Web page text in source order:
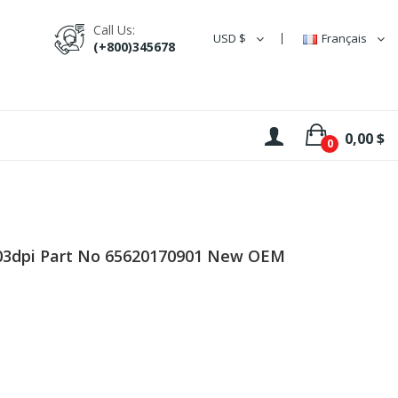
Français
USD $
Call Us:
(+800)345678
0 0,00 $
Part No 65620170901 New OEM